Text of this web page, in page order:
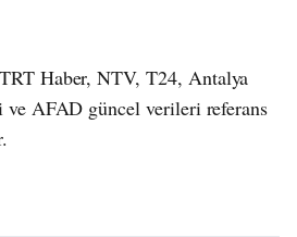
Haber, NTV, T24, Antalya
AFAD güncel verileri referans